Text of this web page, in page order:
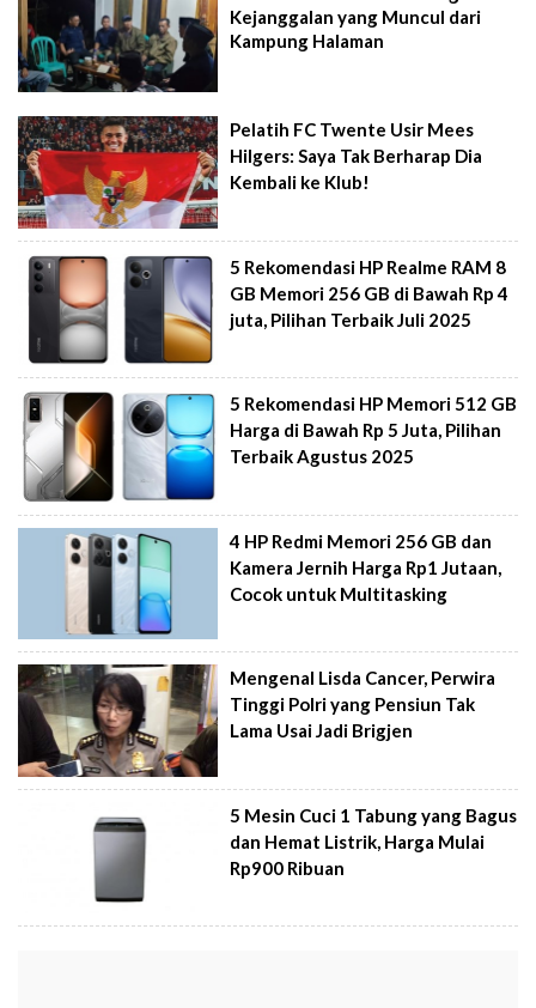
Kejanggalan yang Muncul dari
Kampung Halaman
Pelatih FC Twente Usir Mees
Hilgers: Saya Tak Berharap Dia
Kembali ke Klub!
5 Rekomendasi HP Realme RAM 8
GB Memori 256 GB di Bawah Rp 4
juta, Pilihan Terbaik Juli 2025
5 Rekomendasi HP Memori 512 GB
Harga di Bawah Rp 5 Juta, Pilihan
Terbaik Agustus 2025
4 HP Redmi Memori 256 GB dan
Kamera Jernih Harga Rp1 Jutaan,
Cocok untuk Multitasking
Mengenal Lisda Cancer, Perwira
Tinggi Polri yang Pensiun Tak
Lama Usai Jadi Brigjen
5 Mesin Cuci 1 Tabung yang Bagus
dan Hemat Listrik, Harga Mulai
Rp900 Ribuan